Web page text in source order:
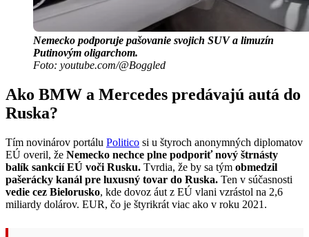
Nemecko podporuje pašovanie svojich SUV a limuzín
Putinovým oligarchom.
Foto: youtube.com/@Boggled
Ako BMW a Mercedes predávajú autá do
Ruska?
Tím novinárov portálu Politico si u štyroch anonymných diplomatov
EÚ overil, že Nemecko nechce plne podporiť nový štrnásty
balík sankcií EÚ voči Rusku. Tvrdia, že by sa tým obmedzil
pašerácky kanál pre luxusný tovar do Ruska. Ten v súčasnosti
vedie cez Bielorusko, kde dovoz áut z EÚ vlani vzrástol na 2,6
miliardy dolárov. EUR, čo je štyrikrát viac ako v roku 2021.